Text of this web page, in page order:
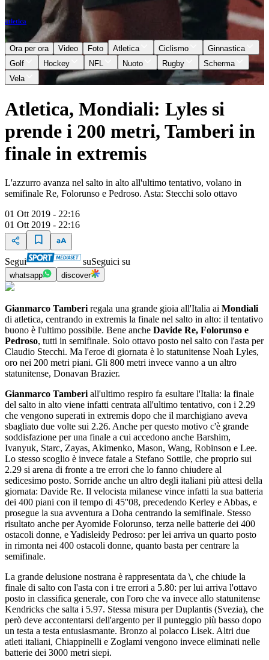
atletica
Ora per ora Video Foto Atletica Ciclismo
Ginnastica
Golf
Hockey NFL Nuoto Rugby
Scherma
Vela
Atletica, Mondiali: Lyles si
prende i 200 metri, Tamberi in
finale in extremis
L'azzurro avanza nel salto in alto all'ultimo tentativo, volano in
semifinale Re, Folorunso e Pedroso. Asta: Stecchi solo ottavo
01 Ott 2019 - 22:16
01 Ott 2019 - 22:16
Segui suSeguici su
whatsapp discover
Gianmarco Tamberi regala una grande gioia all'Italia ai Mondiali
di atletica, centrando in extremis la finale nel salto in alto: il tentativo
buono è l'ultimo possibile. Bene anche Davide Re, Folorunso e
Pedroso, tutti in semifinale. Solo ottavo posto nel salto con l'asta per
Claudio Stecchi. Ma l'eroe di giornata è lo statunitense Noah Lyles,
oro nei 200 metri piani. Gli 800 metri invece vanno a un altro
statunitense, Donavan Brazier.
Gianmarco Tamberi all'ultimo respiro fa esultare l'Italia: la finale
del salto in alto viene infatti centrata all'ultimo tentativo, con i 2.29
che vengono superati in extremis dopo che il marchigiano aveva
sbagliato due volte sui 2.26. Anche per questo motivo c'è grande
soddisfazione per una finale a cui accedono anche Barshim,
Ivanyuk, Starc, Zayas, Akimenko, Mason, Wang, Robinson e Lee.
Lo stesso scoglio è invece fatale a Stefano Sottile, che proprio sui
2.29 si arena di fronte a tre errori che lo fanno chiudere al
sedicesimo posto. Sorride anche un altro degli italiani più attesi della
giornata: Davide Re. Il velocista milanese vince infatti la sua batteria
dei 400 piani con il tempo di 45''08, precedendo Kerley e Abbas, e
prosegue la sua avventura a Doha centrando la semifinale. Stesso
risultato anche per Ayomide Folorunso, terza nelle batterie dei 400
ostacoli donne, e Yadisleidy Pedroso: per lei arriva un quarto posto
in rimonta nei 400 ostacoli donne, quanto basta per centrare la
semifinale.
La grande delusione nostrana è rappresentata da \, che chiude la
finale di salto con l'asta con i tre errori a 5.80: per lui arriva l'ottavo
posto in classifica generale, con l'oro che va invece allo statunitense
Kendricks che salta i 5.97. Stessa misura per Duplantis (Svezia), che
però deve accontentarsi dell'argento per il punteggio più basso dopo
un testa a testa entusiasmante. Bronzo al polacco Lisek. Altri due
atleti italiani, Chiappinelli e Zoglami vengono invece eliminati nelle
batterie dei 3000 metri siepi.